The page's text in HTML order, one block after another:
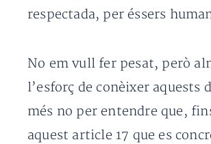
respectada, per éssers
No em vull fer pesat, però
l’esforç de conèixer aquests
més no per entendre que,
aquest article 17 que es